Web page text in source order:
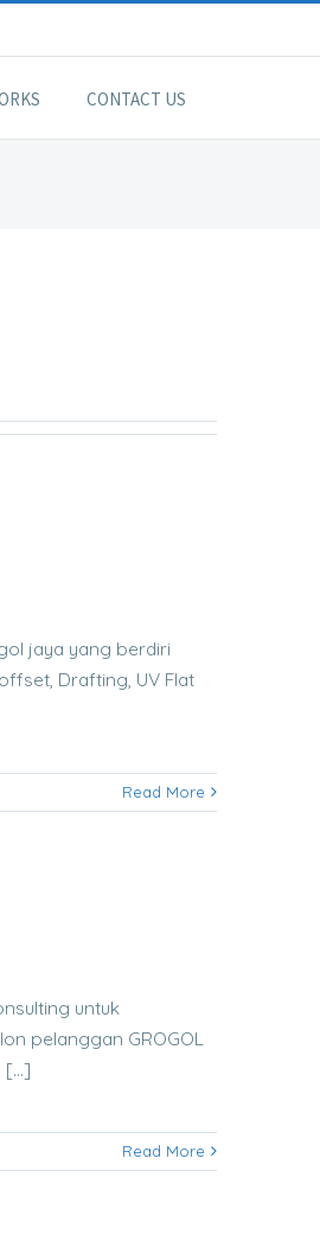
CONTACT US
jaya yang berdiri
Drafting, UV Flat
Read More
untuk
pelanggan GROGOL
Read More